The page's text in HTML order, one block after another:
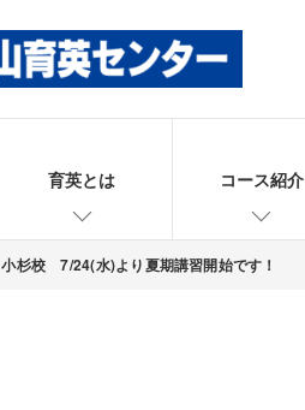
育英とは コース紹介
小杉校 7/24(水)より夏期講習開始です！